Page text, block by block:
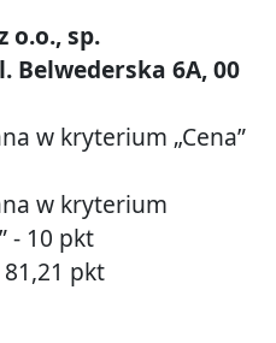
o.o., sp.
Belwederska 6A, 00
w kryterium „Cena”
w kryterium
- 10 pkt
81,21 pkt